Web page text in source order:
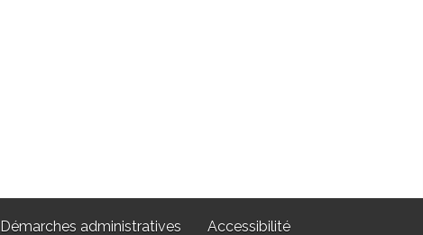
Démarches administratives Accessibilité